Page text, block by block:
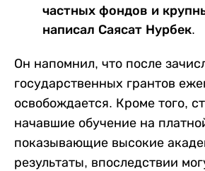
частных фондов и
написал Саясат Нурбек.
Он напомнил, что после
государственных грантов
освобождается. Кроме того,
начавшие обучение на
показывающие высокие
результаты, впоследствии